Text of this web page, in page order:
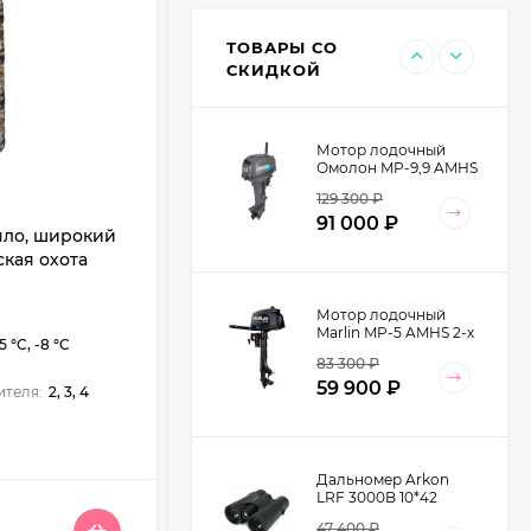
широкий
охота
°C, -8 °C
2, 3, 4
АРТИКУЛ: 1520696
Покрывало Tramp TRA-238
Тип спальника:
Плед, Одеяло
Длина: 2.1 м
Ширина: 1.35 м
ТОВАРЫ СО
СКИДКОЙ8 990
Мотор лодочный
Омолон MP-9,9 AMHS
129 300₽
91 000 ₽
Мотор лодочный
Marlin MP-5 AMHS 2-х
83 300₽
59 900 ₽
Дальномер Arkon
LRF 3000B 10*42